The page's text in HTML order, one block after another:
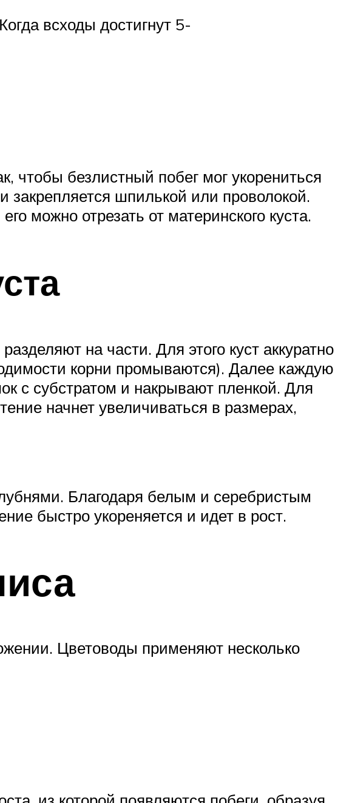
всходы достигнут 5-
чтобы безлистный побег мог укорениться
шпилькой или проволокой.
можно отрезать от материнского куста.
на части. Для этого куст аккуратно
корни промываются). Далее каждую
с субстратом и накрывают пленкой. Для
начнет увеличиваться в размерах,
Благодаря белым и серебристым
быстро укореняется и идет в рост.
Цветоводы применяют несколько